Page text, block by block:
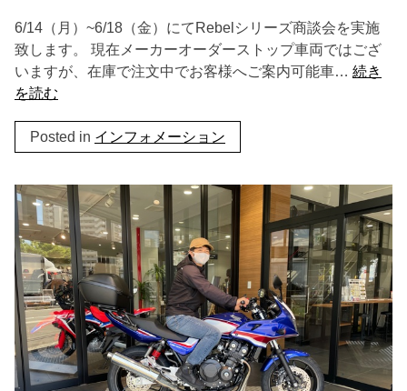
6/14（月）~6/18（金）にてRebelシリーズ商談会を実施
致します。 現在メーカーオーダーストップ車両ではござ
いますが、在庫で注文中でお客様へご案内可能車… 続き
を読む
Posted in インフォメーション